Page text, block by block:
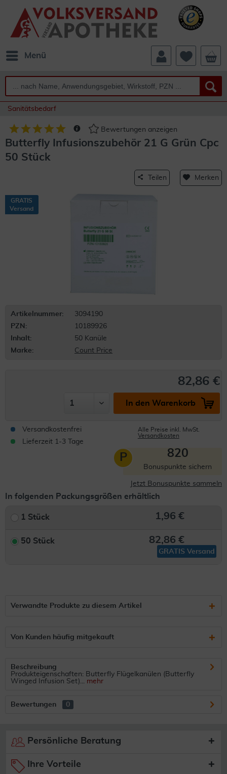
Menü
Sanitätsbedarf
Bewertungen anzeigen
Butterfly Infusionszubehör 21 G Grün Cpc
50 Stück
Teilen Merken
GRATIS
Versand
Artikelnummer:
3094190
PZN:
10189926
Inhalt:
50 Kanüle
Marke:
Count Price
82,86 €
In den Warenkorb
Versandkostenfrei
Lieferzeit 1-3 Tage
Alle Preise inkl. MwSt.
Versandkosten
P 820
Bonuspunkte sichern
Jetzt Bonuspunkte sammeln
In folgenden Packungsgrößen erhältlich
1 Stück 1,96 €
50 Stück 82,86 €
GRATIS Versand
Verwandte Produkte zu diesem Artikel
Von Kunden häufig mitgekauft
Beschreibung
Produkteigenschaften: Butterfly Flügelkanülen (Butterfly
Winged Infusion Set)... mehr
Bewertungen 0
Persönliche Beratung
Ihre Vorteile